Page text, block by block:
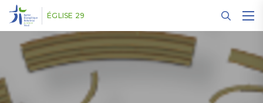
ÉGLISE 29
Panneau de gestion des cookies